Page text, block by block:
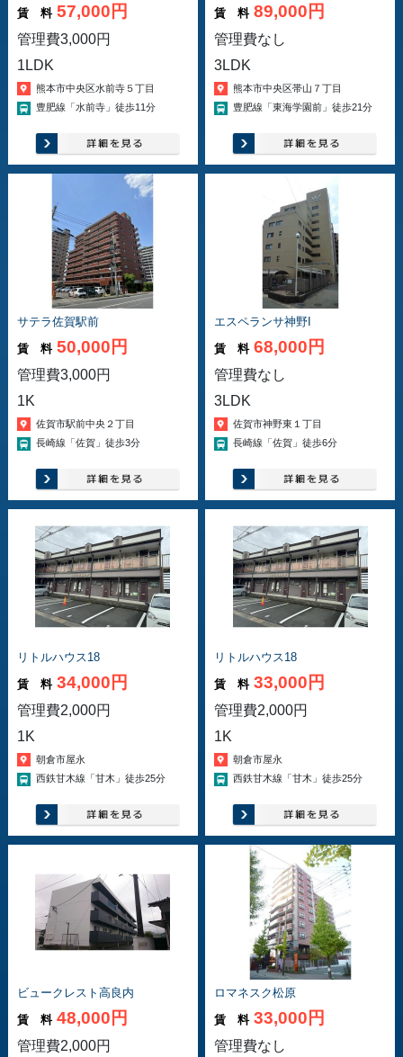
賃 料57,000円
管理費3,000円
1LDK
熊本市中央区水前寺５丁目
豊肥線「水前寺」徒歩11分
賃 料89,000円
管理費なし
3LDK
熊本市中央区帯山７丁目
豊肥線「東海学園前」徒歩21分
サテラ佐賀駅前
賃 料50,000円
管理費3,000円
1K
佐賀市駅前中央２丁目
長崎線「佐賀」徒歩3分
エスペランサ神野I
賃 料68,000円
管理費なし
3LDK
佐賀市神野東１丁目
長崎線「佐賀」徒歩6分
リトルハウス18
賃 料34,000円
管理費2,000円
1K
朝倉市屋永
西鉄甘木線「甘木」徒歩25分
リトルハウス18
賃 料33,000円
管理費2,000円
1K
朝倉市屋永
西鉄甘木線「甘木」徒歩25分
ビュークレスト高良内
賃 料48,000円
管理費2,000円
ロマネスク松原
賃 料33,000円
管理費なし